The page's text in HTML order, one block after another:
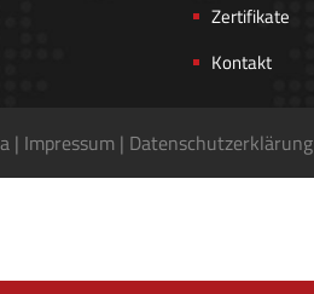
Zertifikate
Kontakt
| Impressum | Datenschutzerklärung